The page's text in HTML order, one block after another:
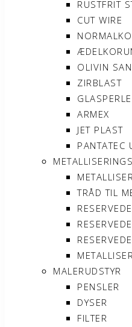
RUSTFRIT
CUT WIRE
OLIVIN
ZIRBLAST
ARMEX
JET PLAST
PANTATEC
TRÅD TIL
MALERUDSTYR
PENSLER
DYSER
FILTER